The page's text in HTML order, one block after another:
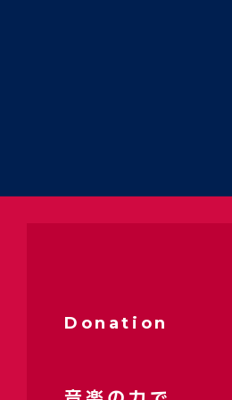
Donation